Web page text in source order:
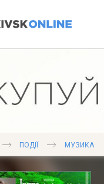
ПОДІЇ МУЗИКА